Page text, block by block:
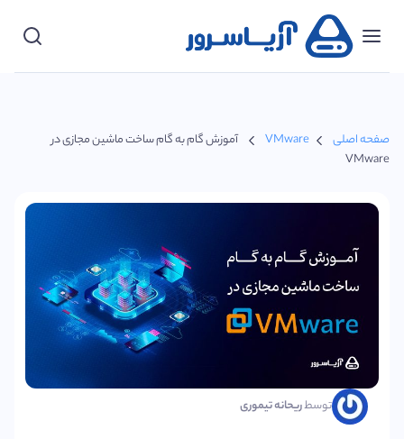
ورود
صفحه اصلی VMware
آموزش گام به گام ساخت ماشین مجازی در
VMware
توسطریحانه تیموری